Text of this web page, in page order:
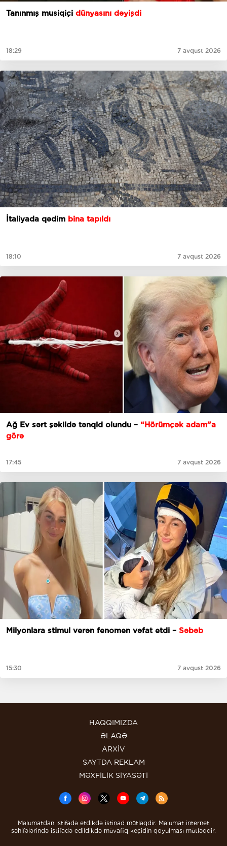
Tanınmış musiqiçi dünyasını dəyişdi
18:29 7 avqust 2026
İtaliyada qədim bina tapıldı
18:10 7 avqust 2026
Ağ Ev sərt şəkildə tənqid olundu – “Hörümçək adam”a
görə
17:45 7 avqust 2026
Milyonlara stimul verən fenomen vəfat etdi – Səbəb
15:30 7 avqust 2026
HAQQIMIZDA
ƏLAQƏ
ARXİV
SAYTDA REKLAM
MƏXFİLİK SİYASƏTİ
Məlumatdan istifadə etdikdə istinad mütləqdir. Məlumat internet
səhifələrində istifadə edildikdə müvafiq keçidin qoyulması mütləqdir.